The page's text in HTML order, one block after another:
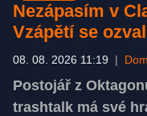
Nezápasím v
Vzápětí se
08. 08. 2026 11:19
Postojář z
trashtalk má své